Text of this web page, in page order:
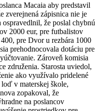
Macaia aby predstavil
zverejnená zápisnica nie je
že poslal chybnú
2000 eur, pre futbalistov
pre Dvor u rezbára 1000
prehodnocovala dotáciu pre
Zároveň komisia
združenia. Starosta uviedol,
ako využívalo pridelené
v materskej škole,
zopakoval, že
na poslancov